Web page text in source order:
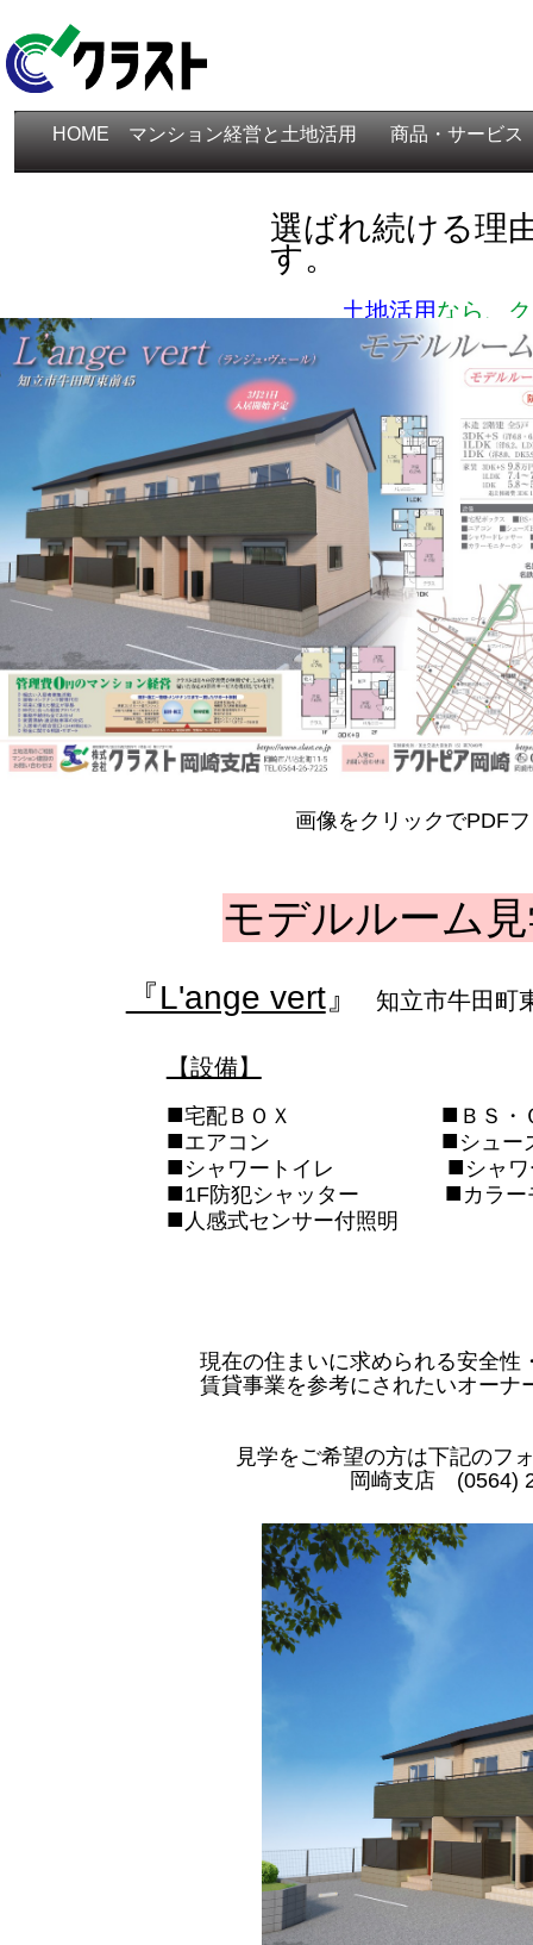
HOME マンション経営と土地活用 商品・サービス
画像をクリックでPDF
【設備】
■宅配ＢＯＸ ■ ＢＳ
■エアコン ■ シュー
■ シャワートイレ ■ シャ
■1F防犯シャッター ■ カラ
■ 人感式センサー付照明
現在の住まいに求められる安全性
賃貸事業を参考にされたいオーナ
見学をご希望の方は下記のフ
岡崎支店 (0564) 26-
選ばれ続ける理
す。
土地活用なら、
『L'ange vert』 知立市牛田町
モデルルーム